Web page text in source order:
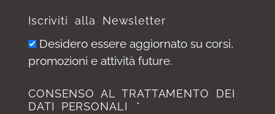
Iscriviti alla Newsletter
Desidero essere aggiornato su corsi,
promozioni e attività future.
CONSENSO AL TRATTAMENTO DEI
DATI PERSONALI